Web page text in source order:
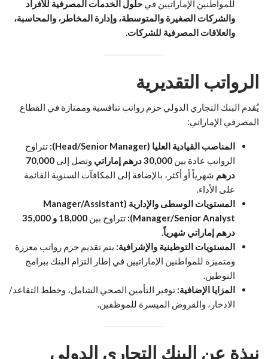
للمواطنين الإماراتيين في حلول الخدمات المصرفية للأفراد
والشركات الصغيرة والمتوسطة، وإدارة المخاطر، والمحاسبة،
والعلاقات المصرفية للشركات.
الرواتب التقديرية
يُقدم البنك التجاري الدولي حزم رواتب تنافسية وممتازة في القطاع
المصرفي الإماراتي:
المناصب القيادية العليا (Head/Senior Manager):
تتراوح
الرواتب عادة بين 30,000 درهم إماراتي وتصل إلى 70,000
درهم شهرياً أو أكثر، بالإضافة إلى المكافآت السنوية القائمة
على الأداء.
المستويات الوسطى والإدارية (Manager/Assistant
Manager/Senior Analyst):
تتراوح بين
18,000 و 35,000
درهم إماراتي شهرياً.
المستويات التوطينية والإشرافية: يتم تقديم حزم رواتب معززة
ومتميزة للمواطنين الإماراتيين في إطار التزام البنك ببرامج
التوطين.
المزايا الإضافية: توفير التأمين الصحي الشامل، وخطط التقاعد/
الادخار، والقروض الميسرة للموظفين.
نبذة عن البنك التجاري الدولي